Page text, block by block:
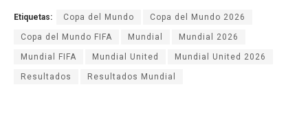
Etiquetas: Copa del Mundo Copa del Mundo 2026
Copa del Mundo FIFA Mundial Mundial 2026
Mundial FIFA Mundial United Mundial United 2026
Resultados Resultados Mundial